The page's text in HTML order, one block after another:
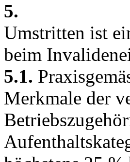
5.
Umstritten ist
beim
5.1.
Merkmale der